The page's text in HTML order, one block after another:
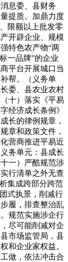
息委、县财务
提质。加鼎力度
限额以上批发零
开辟企业、规模
特色农产物“两
一品牌”的企业
平台开展城口当
帮。（义务单
委、县农业农村
十）落实《平易
经济成长条例》
长的律例规章，
章和政策文件，
营商推进平易近
务单元：县成长
一）严酷规范涉
行清单之外无查
集成跨部分跨范
式执景，削减行
履，排查整治乱
规范实施涉企行
尽可能削减对企
市场监管局，县
和企业家权益。
做，依法冲击合